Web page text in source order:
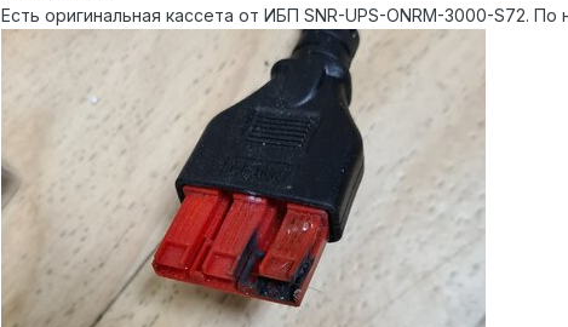
Есть оригинальная кассета от ИБП SNR-UPS-ONRM-3000-S72.